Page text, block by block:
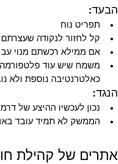
הבעד:
תפריט נוח
קל לחזור לנקודה
אם ממילא רכשתם מנוי
משמח שיש עוד פלטפורמה
כאלטרנטיבה נוספת ולא
הנגד:
נכון לעכשיו ההיצע של
הממשק לא תמיד עובד
אתרים של קהילת